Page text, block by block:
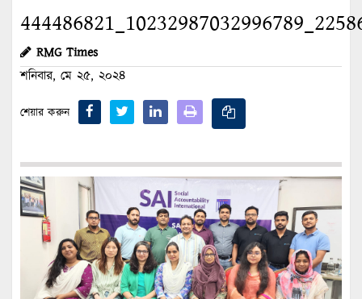
RMG Times
শনিবার, মে ২৫, ২০২৪
শেয়ার করুন